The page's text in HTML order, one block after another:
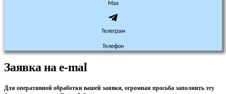
Max
Телеграм
Телефон
Заявка на e-mal
Для оперативной обработки вашей заявки, огромная просьба заполнить эту